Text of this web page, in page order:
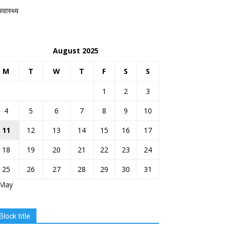
August 2025
M T W T F S S
1 2
3
4
5 6 7 8 9
10
11
12 13 14 15 16
17
18
19 20 21 22 23
24
25
26 27 28 29 30
31
title